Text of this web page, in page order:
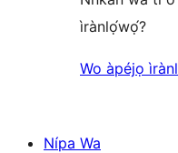
ìrànlọ́wọ́?
Wo àpéjọ
Nípa Wa